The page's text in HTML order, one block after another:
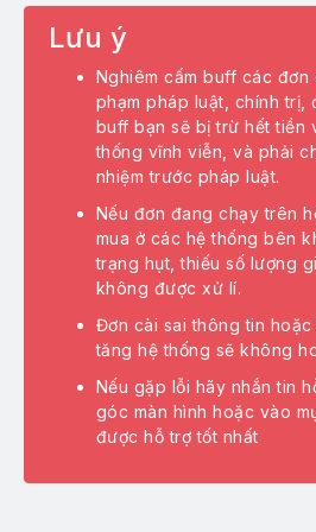
vụ Google
vụ Traffic
vụ Crypto
ích miễn phí
kiện điều khoản
Lưu ý
Nghiêm cấm buff các đơn
phạm pháp luật, chính trị,
buff bạn sẽ bị trừ hết tiền
thống vĩnh viễn, và phải
nhiệm trước pháp luật.
Nếu đơn đang chạy trên
mua ở các hệ thống bên
trạng hụt, thiếu số lượng
không được xử lí.
Đơn cài sai thông tin
tăng hệ thống sẽ không
Nếu gặp lỗi hãy nhắn tin
góc màn hình hoặc vào
được hỗ trợ tốt nhất